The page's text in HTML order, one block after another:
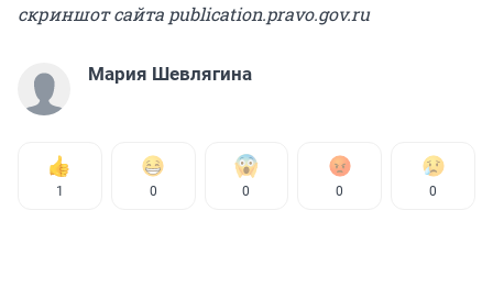
скриншот сайта publication.pravo.gov.ru
Мария Шевлягина
1 0 0 0 0